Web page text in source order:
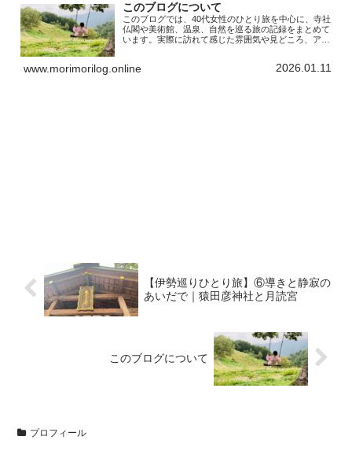
このブログについて
このブログでは、40代女性のひとり旅を中心に、寺社
仏閣や美術館、温泉、自然を巡る旅の記録をまとめて
います。実際に訪れて感じた雰囲気や見どころ、アク
www.morimorilog.online 2026.01.11
【伊勢巡りひとり旅】⑥導きと静寂の
あいだで｜猿田彦神社と月読宮
このブログについて
プロフィール